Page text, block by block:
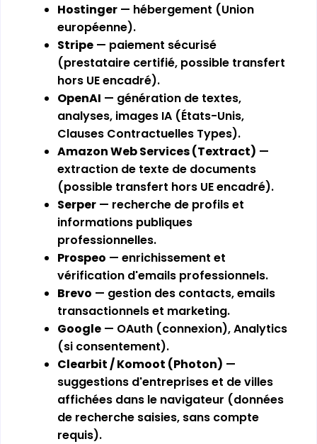
Hostinger — hébergement (Union
européenne).
Stripe — paiement sécurisé
(prestataire certifié, possible transfert
hors UE encadré).
OpenAI — génération de textes,
analyses, images IA (États-Unis,
Clauses Contractuelles Types).
Amazon Web Services (Textract) —
extraction de texte de documents
(possible transfert hors UE encadré).
Serper — recherche de profils et
informations publiques
professionnelles.
Prospeo — enrichissement et
vérification d'emails professionnels.
Brevo — gestion des contacts, emails
transactionnels et marketing.
Google — OAuth (connexion), Analytics
(si consentement).
Clearbit / Komoot (Photon) —
suggestions d'entreprises et de villes
affichées dans le navigateur (données
de recherche saisies, sans compte
requis).